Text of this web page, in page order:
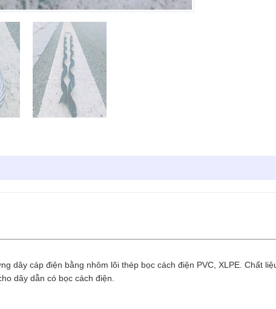
dây cáp điện bằng nhôm lõi thép bọc cách điện PVC, XLPE. Chất
dây dẫn có bọc cách điện.